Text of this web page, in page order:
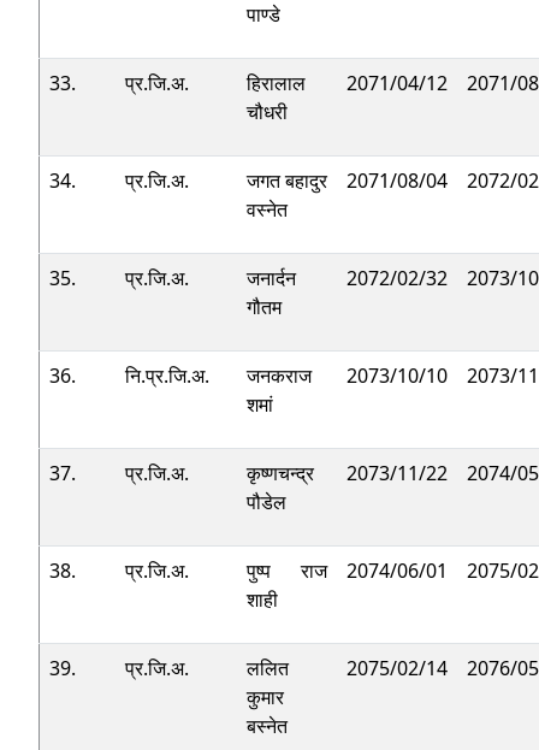
पाण्डे
33. प्र.जि.अ.
हिरालाल
चौधरी
2071/04/12 2071/
34. प्र.जि.अ.
जगत बहादुर
वस्नेत
2071/08/04 2072/
35. प्र.जि.अ.
जनार्दन
गौतम
2072/02/32 2073/
36. नि.प्र.जि.अ.
जनकराज
शमां
2073/10/10 2073/
37. प्र.जि.अ.
कृष्णचन्द्र
पौडेल
2073/11/22 2074/
38. प्र.जि.अ.
पुष्प राज
शाही
2074/06/01 2075/
39. प्र.जि.अ.
ललित
कुमार
बस्नेत
2075/02/14 2076/